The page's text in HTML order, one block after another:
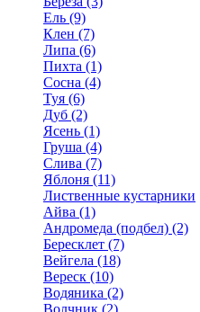
Ель (9)
Клен (7)
Липа (6)
Пихта (1)
Сосна (4)
Туя (6)
Дуб (2)
Ясень (1)
Груша (4)
Слива (7)
Яблоня (11)
Лиственные кустарники
Айва (1)
Андромеда (подбел) (2)
Бересклет (7)
Вейгела (18)
Вереск (10)
Водяника (2)
Волчник (2)